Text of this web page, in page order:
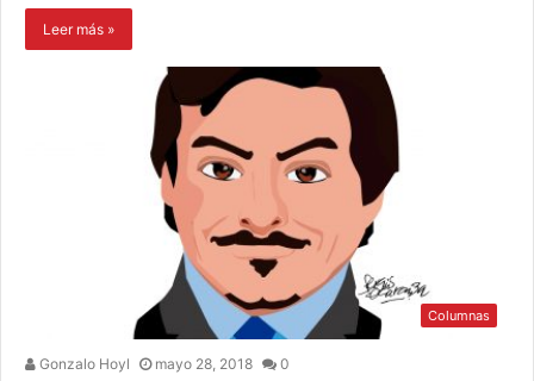
Leer más »
Columnas
Gonzalo Hoyl mayo 28, 2018 0